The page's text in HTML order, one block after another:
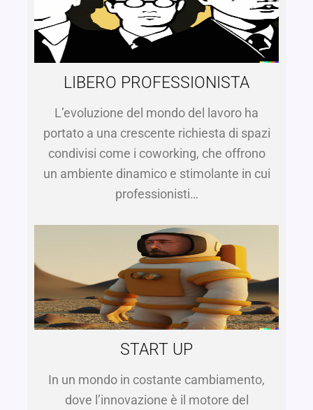
LIBERO PROFESSIONISTA
L’evoluzione del mondo del lavoro ha
portato a una crescente richiesta di spazi
condivisi come i coworking, che offrono
un ambiente dinamico e stimolante in cui
professionisti…
START UP
In un mondo in costante cambiamento,
dove l’innovazione è il motore del